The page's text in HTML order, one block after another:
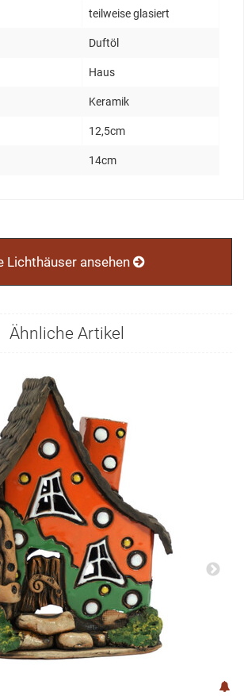
teilweise glasiert
Duftöl
Haus
Keramik
12,5cm
14cm
Lichthäuser ansehen
Ähnliche Artikel